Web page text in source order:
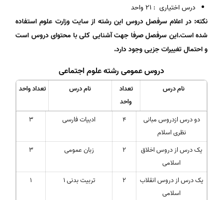
درس اختیاری : 21 واحد
نکته: در اعلام سرفصل دروس این رشته از سایت وزارت علوم استفاده
شده است.این سرفصل صرفا جهت آشنایی کلی با محتوای دروس است
و احتمال تغییرات جزیی وجود دارد.
دروس عمومی رشته علوم اجتماعی
نام درس
تعداد
واحد
نام درس تعداد واحد
دو درس ازدروس مبانی
نظری اسلام
4 ادبیات فارسی 3
یک درس از دروس اخلاق
اسلامی
2 زبان عمومی 3
یک درس از دروس انقلاب
اسلامی
2 تربیت بدنی 1 1